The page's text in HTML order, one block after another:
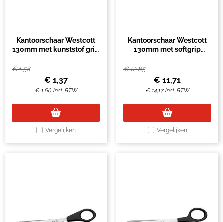
Kantoorschaar Westcott
130mm met kunststof grip
€1,58
€ 1,37
€1,66 Incl. BTW
Vergelijken
Kantoorschaar Westcott
130mm met softgrip
€12,85
€ 11,71
€14,17 Incl. BTW
Vergelijken